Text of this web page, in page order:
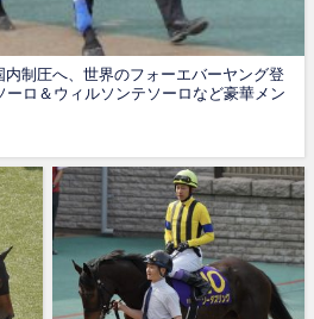
内制圧へ、世界のフォーエバーヤング登
ロ＆ウィルソンテソーロなど豪華メン